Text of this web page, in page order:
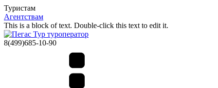
Туристам
Агентствам
This is a block of text. Double-click this text to edit it.
8(499)685-10-90